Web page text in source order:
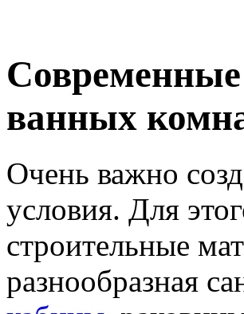
ванных
Очень важно
условия. Для
строительные
разнообразная